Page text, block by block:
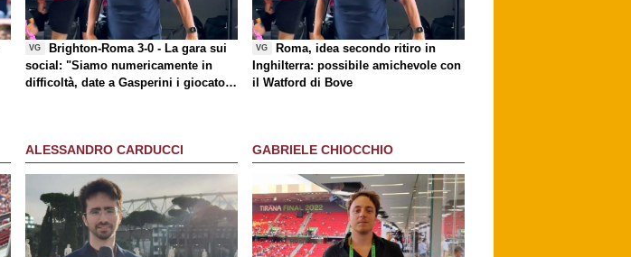
VG
Brighton-Roma 3-0 - La gara sui
social: "Siamo numericamente in
difficoltà, date a Gasperini i giocatori
VG
Roma, idea secondo ritiro in
Inghilterra: possibile amichevole con
il Watford di Bove
ALESSANDRO CARDUCCI GABRIELE CHIOCCHIO